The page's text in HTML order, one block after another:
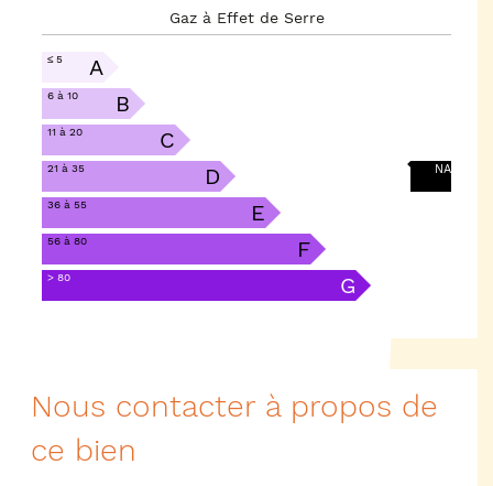
Gaz à Effet de Serre
≤ 5 A
6 à 10 B
11 à 20 C
NA
21 à 35 D
36 à 55 E
56 à 80 F
> 80 G
Nous contacter à propos de
ce bien